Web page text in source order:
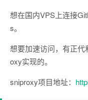
想在国内VPS上连接
s。
想要加速访问，有正
oxy实现的。
sniproxy项目地址：